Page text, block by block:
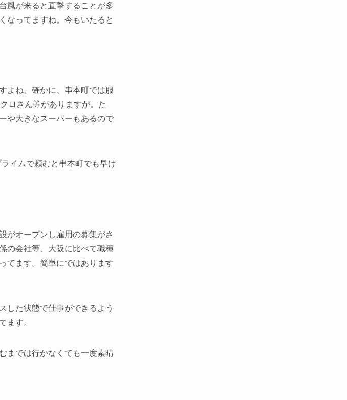
風が来ると直撃することが多
なってますね。今もいたると
よね。確かに、串本町では服
ロさん等がありますが。た
や大きなスーパーもあるので
イムで頼むと串本町でも早け
がオープンし雇用の募集がさ
の会社等、大阪に比べて職種
てます。簡単にではあります
した状態で仕事ができるよう
ます。
までは行かなくても一度素晴